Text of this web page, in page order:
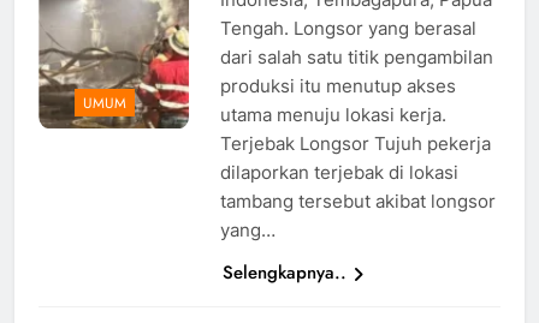
UMUM
Tengah. Longsor yang berasal
dari salah satu titik pengambilan
produksi itu menutup akses
utama menuju lokasi kerja.
Terjebak Longsor Tujuh pekerja
dilaporkan terjebak di lokasi
tambang tersebut akibat longsor
yang…
Selengkapnya..